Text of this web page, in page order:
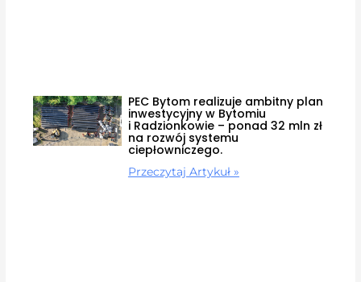
PEC Bytom realizuje ambitny plan
inwestycyjny w Bytomiu
i Radzionkowie – ponad 32 mln zł
na rozwój systemu
ciepłowniczego.
Przeczytaj Artykuł »